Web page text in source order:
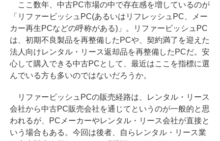
ここ数年、中古PC市場の中で存在感を増しているのが
「リファービッシュPC(あるいはリフレッシュPC、メー
カー再生PCなどの呼称がある)」。リファービッシュPC
は、初期不良製品を再整備したPCや、契約満了を迎えた
法人向けレンタル・リース返却品を再整備したPCだ。安
心して購入できる中古PCとして、最近はここを指標に選
んでいる方も多いのではないだろうか。
リファービッシュPCの販売経路は、レンタル・リース
会社から中古PC販売会社を通じてというのが一般的と思
われるが、PCメーカーやレンタル・リース会社が直接と
いう場合もある。今回は後者、自らレンタル・リース業